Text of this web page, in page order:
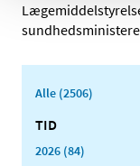
Alle (2506)
TID
2026 (84)